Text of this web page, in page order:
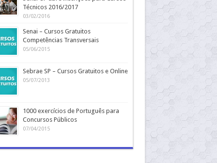
Técnicos 2016/2017
03/02/2016
Senai – Cursos Gratuitos
Competências Transversais
05/06/2015
Sebrae SP – Cursos Gratuitos e Online
05/07/2013
1000 exercícios de Português para
Concursos Públicos
07/04/2015